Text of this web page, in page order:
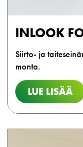
INLOOK
Siirto- ja
monta.
LUE LISÄÄ